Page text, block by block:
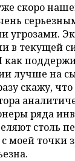
скоро
угрозами.
в текущей
лучше на
скажу,
ряда
столь
моей точки